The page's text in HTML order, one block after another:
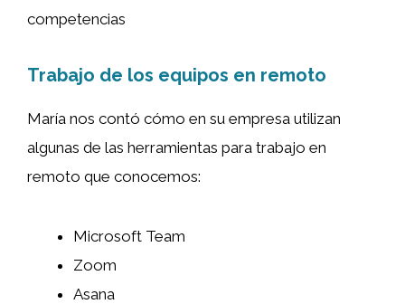
competencias
Trabajo de los equipos en remoto
María nos contó cómo en su empresa utilizan
algunas de las herramientas para trabajo en
remoto que conocemos:
Microsoft Team
Zoom
Asana